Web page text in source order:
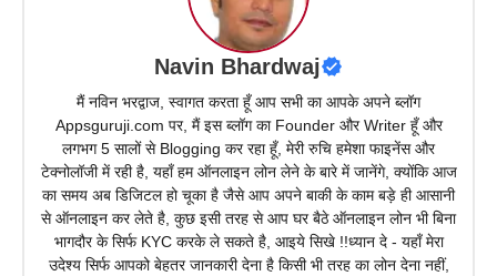
Navin Bhardwaj
मैं नविन भरद्वाज, स्वागत करता हूँ आप सभी का आपके अपने ब्लॉग
Appsguruji.com पर, मैं इस ब्लॉग का Founder और Writer हूँ और
लगभग 5 सालों से Blogging कर रहा हूँ, मेरी रुचि हमेशा फाइनेंस और
टेक्नोलॉजी में रही है, यहाँ हम ऑनलाइन लोन लेने के बारे में जानेंगे, क्योंकि आज
का समय अब डिजिटल हो चूका है जैसे आप अपने बाकी के काम बड़े ही आसानी
से ऑनलाइन कर लेते है, कुछ इसी तरह से आप घर बैठे ऑनलाइन लोन भी बिना
भागदौर के सिर्फ KYC करके ले सकते है, आइये सिखे !!ध्यान दे - यहाँ मेरा
उदेश्य सिर्फ आपको बेहतर जानकारी देना है किसी भी तरह का लोन देना नहीं,